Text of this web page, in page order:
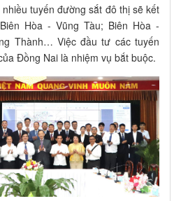
tuyến đường sắt đô thị sẽ kết
Hòa - Vũng Tàu; Biên Hòa -
Thành… Việc đầu tư các tuyến
Đồng Nai là nhiệm vụ bắt buộc.